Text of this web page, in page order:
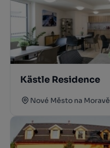
Kästle Residence
Nové Město na Moravě